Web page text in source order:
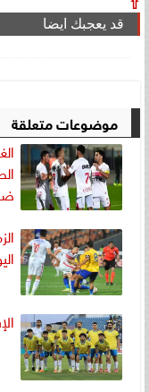
⇧
قد يعجبك ايضا
موضوعات متعلقة